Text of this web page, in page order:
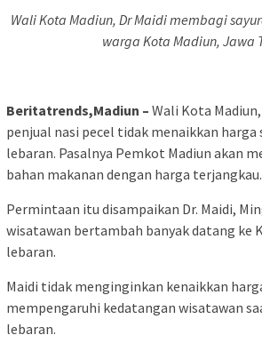
Wali Kota Madiun, Dr Maidi membagi
warga Kota Madiun, Jawa
Beritatrends,Madiun – Wali Kota
penjual nasi pecel tidak menaikkan
lebaran. Pasalnya Pemkot Madiun akan
bahan makanan dengan harga terjangkau.
Permintaan itu disampaikan Dr. Maidi,
wisatawan bertambah banyak datang ke
lebaran.
Maidi tidak menginginkan kenaikkan
mempengaruhi kedatangan wisatawan
lebaran.